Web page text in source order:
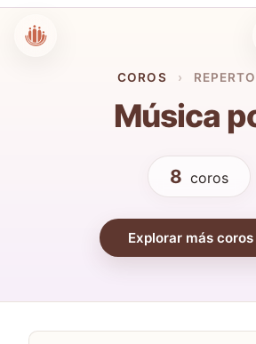
COROS ›
Música
8 coros
Explorar más